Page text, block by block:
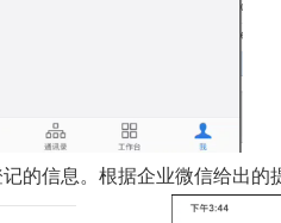
的信息。根据企业微信给出的